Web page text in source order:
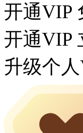
开通VIP
开通VIP
升级个